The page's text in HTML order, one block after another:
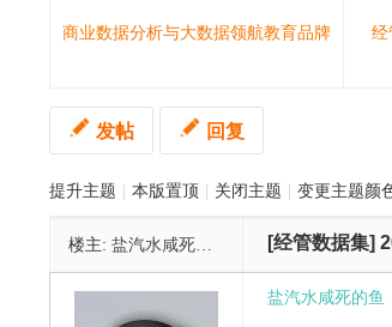
商业数据分析与大数据领航教育品牌 经
发帖 回复
提升主题 本版置顶 关闭主题 变更主题颜
楼主: 盐汽水咸死的鱼 [经管数据集]
盐汽水咸死的鱼